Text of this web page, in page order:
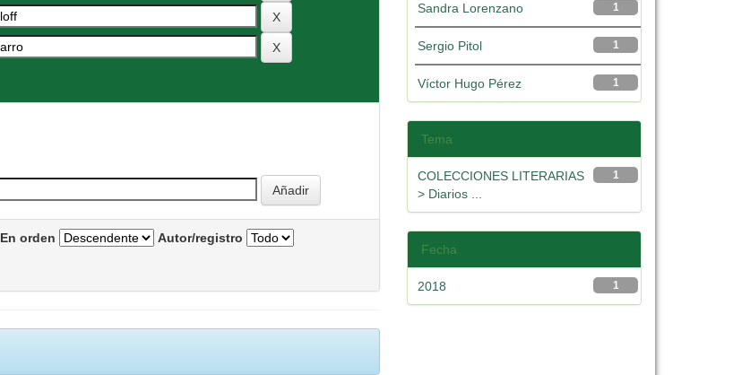
En orden Autor/registro
1
Sandra Lorenzano
1
Sergio Pitol
1
Víctor Hugo Pérez
Tema
1
COLECCIONES LITERARIAS
> Diarios ...
Fecha
1
2018